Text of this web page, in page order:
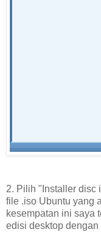
2. Pilih "Installer disc
file .iso Ubuntu yang
kesempatan ini saya
edisi desktop